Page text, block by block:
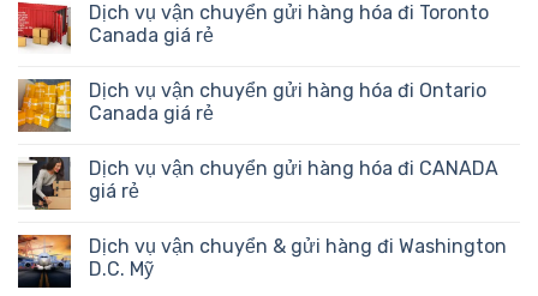
Dịch vụ vận chuyển gửi hàng hóa đi Toronto
Canada giá rẻ
Dịch vụ vận chuyển gửi hàng hóa đi Ontario
Canada giá rẻ
Dịch vụ vận chuyển gửi hàng hóa đi CANADA
giá rẻ
Dịch vụ vận chuyển & gửi hàng đi Washington
D.C. Mỹ